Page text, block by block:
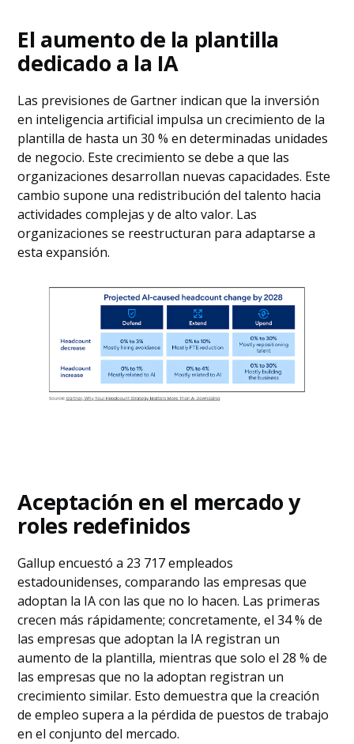
El aumento de la plantilla
dedicado a la IA
Las previsiones de Gartner indican que la inversión
en inteligencia artificial impulsa un crecimiento de la
plantilla de hasta un 30 % en determinadas unidades
de negocio. Este crecimiento se debe a que las
organizaciones desarrollan nuevas capacidades. Este
cambio supone una redistribución del talento hacia
actividades complejas y de alto valor. Las
organizaciones se reestructuran para adaptarse a
esta expansión.
Aceptación en el mercado y
roles redefinidos
Gallup encuestó a 23 717 empleados
estadounidenses, comparando las empresas que
adoptan la IA con las que no lo hacen. Las primeras
crecen más rápidamente; concretamente, el 34 % de
las empresas que adoptan la IA registran un
aumento de la plantilla, mientras que solo el 28 % de
las empresas que no la adoptan registran un
crecimiento similar. Esto demuestra que la creación
de empleo supera a la pérdida de puestos de trabajo
en el conjunto del mercado.